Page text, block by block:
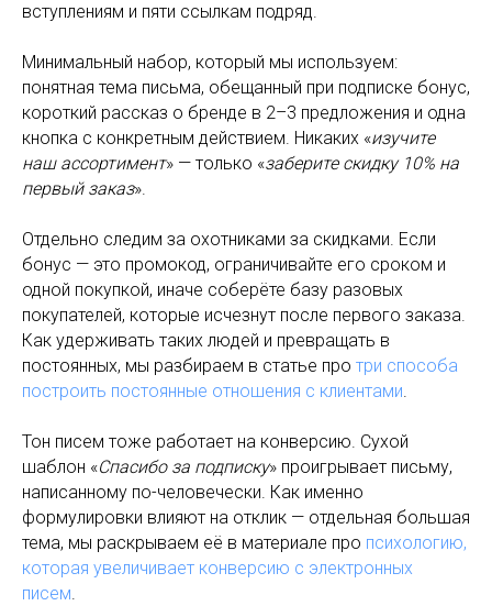
вступлениям и пяти ссылкам подряд.
Минимальный набор, который мы используем:
понятная тема письма, обещанный при подписке бонус,
короткий рассказ о бренде в 2–3 предложения и одна
кнопка с конкретным действием. Никаких «изучите
наш ассортимент» — только «заберите скидку 10% на
первый заказ».
Отдельно следим за охотниками за скидками. Если
бонус — это промокод, ограничивайте его сроком и
одной покупкой, иначе соберёте базу разовых
покупателей, которые исчезнут после первого заказа.
Как удерживать таких людей и превращать в
постоянных, мы разбираем в статье про три способа
построить постоянные отношения с клиентами.
Тон писем тоже работает на конверсию. Сухой
шаблон «Спасибо за подписку» проигрывает письму,
написанному по-человечески. Как именно
формулировки влияют на отклик — отдельная большая
тема, мы раскрываем её в материале про психологию,
которая увеличивает конверсию с электронных
писем.